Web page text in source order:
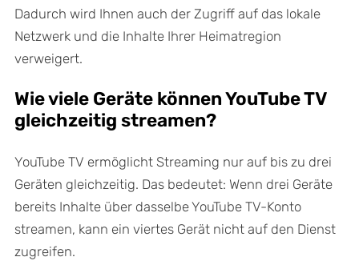
Dadurch wird Ihnen auch der Zugriff auf das lokale
Netzwerk und die Inhalte Ihrer Heimatregion
verweigert.
Wie viele Geräte können YouTube TV
gleichzeitig streamen?
YouTube TV ermöglicht Streaming nur auf bis zu drei
Geräten gleichzeitig. Das bedeutet: Wenn drei Geräte
bereits Inhalte über dasselbe YouTube TV-Konto
streamen, kann ein viertes Gerät nicht auf den Dienst
zugreifen.